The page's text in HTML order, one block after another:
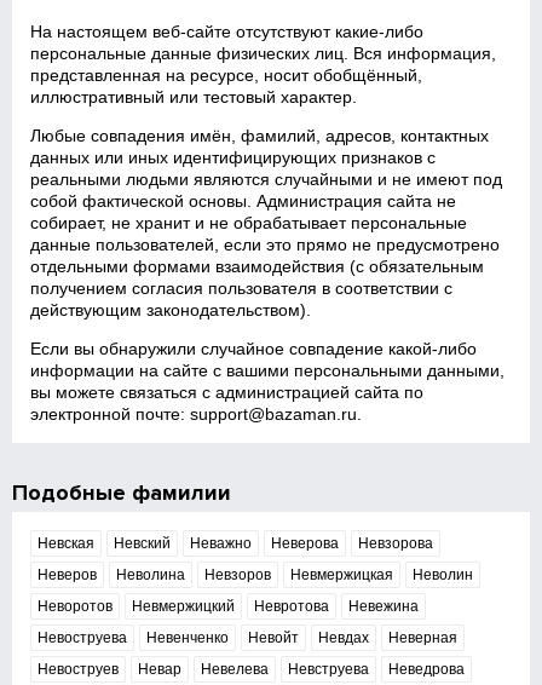
На настоящем веб‑сайте отсутствуют какие‑либо
персональные данные физических лиц. Вся информация,
представленная на ресурсе, носит обобщённый,
иллюстративный или тестовый характер.
Любые совпадения имён, фамилий, адресов, контактных
данных или иных идентифицирующих признаков с
реальными людьми являются случайными и не имеют под
собой фактической основы. Администрация сайта не
собирает, не хранит и не обрабатывает персональные
данные пользователей, если это прямо не предусмотрено
отдельными формами взаимодействия (с обязательным
получением согласия пользователя в соответствии с
действующим законодательством).
Если вы обнаружили случайное совпадение какой‑либо
информации на сайте с вашими персональными данными,
вы можете связаться с администрацией сайта по
электронной почте:support@bazaman.ru
Подобные фамилии
Невская Невский Неважно Неверова
Невзорова
Неверов
Неволина Невзоров Невмержицкая
Неволин
Неворотов
Невмержицкий Невротова
Невежина
Невоструева
Невенченко Невойт Невдах
Неверная
Невоструев
Невар Невелева Невструева Неведрова